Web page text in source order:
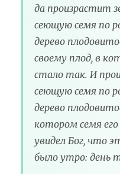
да произрастит
сеющую семя по
дерево
своему плод, в
стало так. И
сеющую семя по
дерево
котором семя его
увидел Бог, что
было утро: день